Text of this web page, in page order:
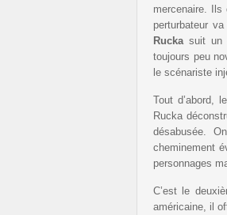
mercenaire. Ils
perturbateur
Rucka suit un
toujours peu
le scénariste
Tout d’abord,
Rucka
désabusée.
cheminement
personnages
C’est le
américaine, il